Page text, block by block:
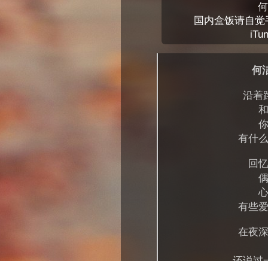
国内盒饭请自
何
沿着
有什
回
有些
在夜